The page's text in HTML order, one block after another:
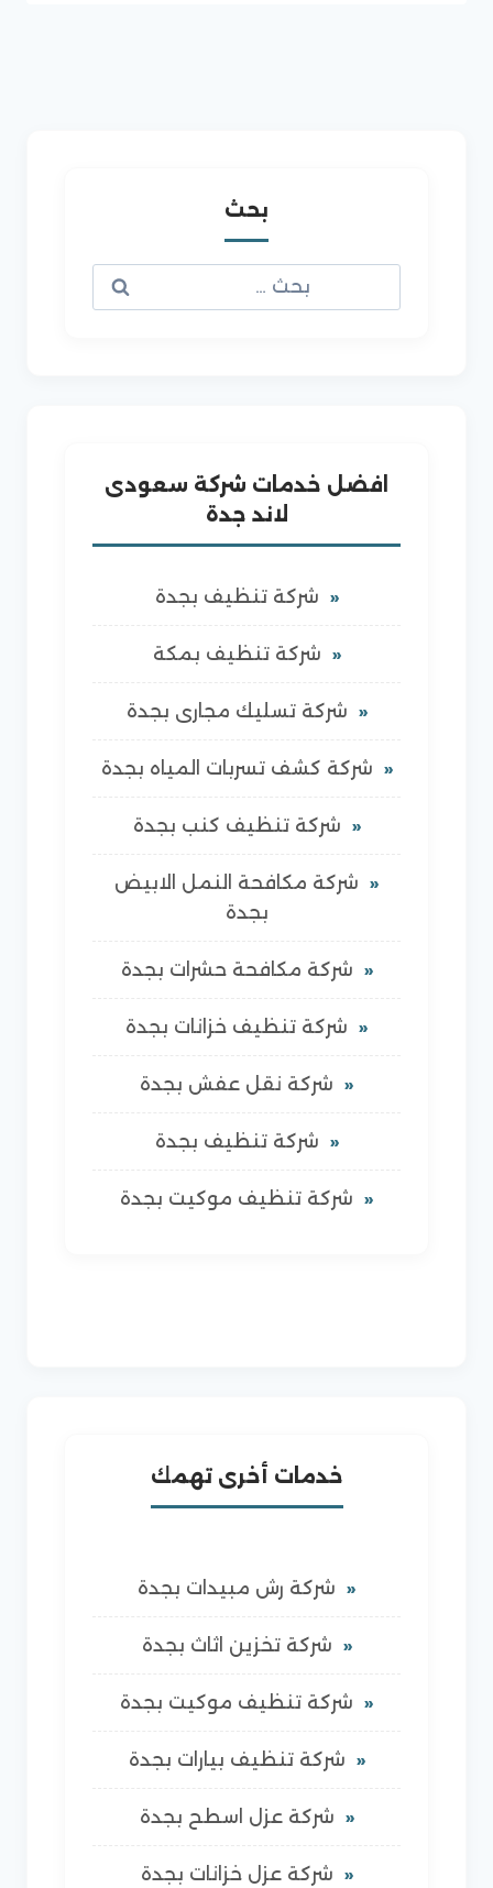
بحث
عن:
افضل خدمات شركة سعودى
لاند جدة
شركة تنظيف بجدة
شركة تنظيف بمكة
شركة تسليك مجارى بجدة
شركة كشف تسربات المياه بجدة
شركة تنظيف كنب بجدة
شركة مكافحة النمل الابيض
بجدة
شركة مكافحة حشرات بجدة
شركة تنظيف خزانات بجدة
شركة نقل عفش بجدة
شركة تنظيف بجدة
شركة تنظيف موكيت بجدة
خدمات أخرى تهمك
شركة رش مبيدات بجدة
شركة تخزين اثاث بجدة
شركة تنظيف موكيت بجدة
شركة تنظيف بيارات بجدة
شركة عزل اسطح بجدة
شركة عزل خزانات بجدة